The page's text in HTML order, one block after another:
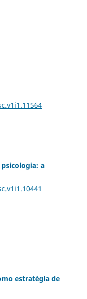
a
estratégia de